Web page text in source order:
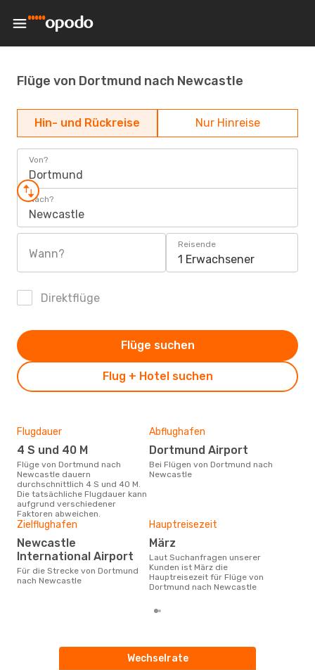
Flüge von Dortmund nach Newcastle
Hin- und Rückreise Nur Hinreise
Von?
Dortmund
Nach?
Newcastle
Wann?
Reisende
1 Erwachsener
Direktflüge
Flug + Hotel suchen
Flüge suchen
Flugdauer
4 S und 40 M
Flüge von Dortmund nach
Newcastle dauern
durchschnittlich 4 S und 40 M.
Die tatsächliche Flugdauer kann
aufgrund verschiedener
Faktoren abweichen.
Abflughafen
Dortmund Airport
Bei Flügen von Dortmund nach
Newcastle
Zielflughafen
Newcastle
International Airport
Für die Strecke von Dortmund
nach Newcastle
Hauptreisezeit
März
Laut Suchanfragen unserer
Kunden ist März die
Hauptreisezeit für Flüge von
Dortmund nach Newcastle
Wechselrate